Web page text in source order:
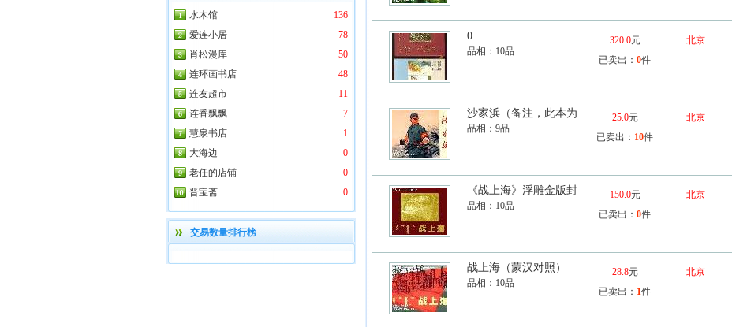
水木馆
136
爱连小居
78
肖松漫库
50
连环画书店
48
连友超市
11
连香飘飘
7
慧泉书店
1
大海边
0
老任的店铺
0
晋宝斋
0
交易数量排行榜
0
品相： 10品
320.0元
已卖出： 0件
北京
沙家浜（备注，此本为
品相： 9品
25.0元
已卖出： 10件
北京
《战上海》浮雕金版封
品相： 10品
150.0元
已卖出： 0件
北京
战上海（蒙汉对照）
品相： 10品
28.8元
已卖出： 1件
北京